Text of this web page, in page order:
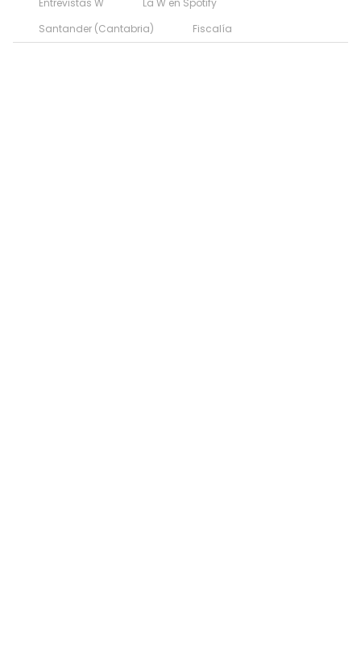
Santander (Cantabria)
Fiscalía